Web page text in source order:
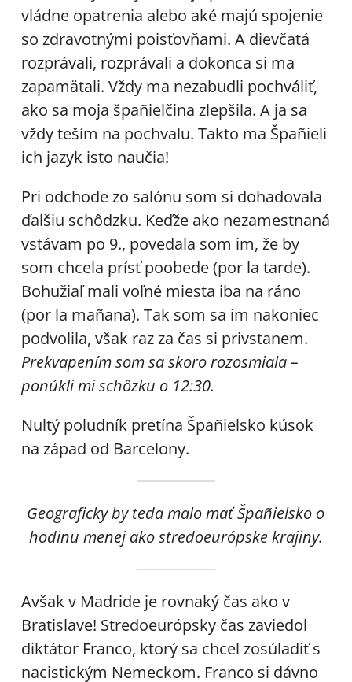
vládne opatrenia alebo aké majú spojenie
so zdravotnými poisťovňami. A dievčatá
rozprávali, rozprávali a dokonca si ma
zapamätali. Vždy ma nezabudli pochváliť,
ako sa moja špañielčina zlepšila. A ja sa
vždy teším na pochvalu. Takto ma Špañieli
ich jazyk isto naučia!
Pri odchode zo salónu som si dohadovala
ďalšiu schôdzku. Keďže ako nezamestnaná
vstávam po 9., povedala som im, že by
som chcela prísť poobede (por la tarde).
Bohužiaľ mali voľné miesta iba na ráno
(por la mañana). Tak som sa im nakoniec
podvolila, však raz za čas si privstanem.
Prekvapením som sa skoro rozosmiala –
ponúkli mi schôzku o 12:30.
Nultý poludník pretína Špañielsko kúsok
na západ od Barcelony.
Geograficky by teda malo mať Špañielsko o
hodinu menej ako stredoeurópske krajiny.
Avšak v Madride je rovnaký čas ako v
Bratislave! Stredoeurópsky čas zaviedol
diktátor Franco, ktorý sa chcel zosúladiť s
nacistickým Nemeckom. Franco si dávno